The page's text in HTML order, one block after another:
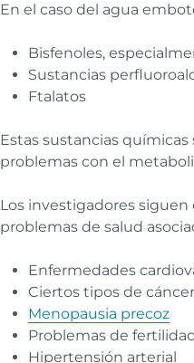
En el caso del agua
Bisfenoles,
Sustancias
Ftalatos
Estas sustancias
problemas con el
Los investigadores
problemas de salud
Enfermedades
Ciertos tipos de cáncer
Menopausia precoz
Problemas de
Hipertensión arterial